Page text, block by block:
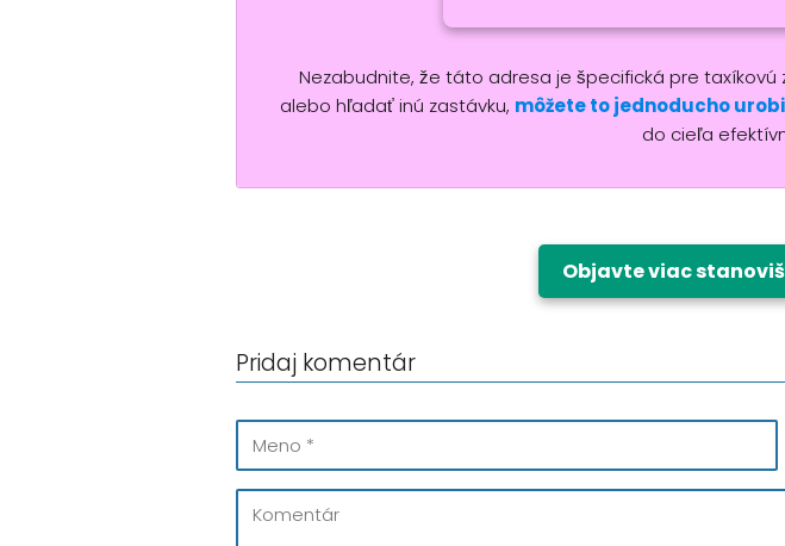
Nezabudnite, že táto adresa je špecifická pre
alebo hľadať inú zastávku, môžete to jednoducho
do cieľa
Objavte viac
Pridaj komentár